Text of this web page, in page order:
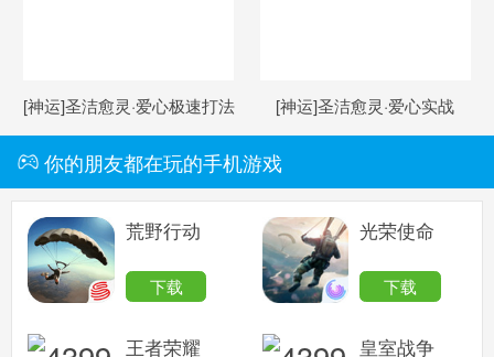
[神运]圣洁愈灵·爱心极速打法 [神运]圣洁愈灵·爱心实战
你的朋友都在玩的手机游戏
荒野行动
下载
光荣使命
下载
王者荣耀 皇室战争